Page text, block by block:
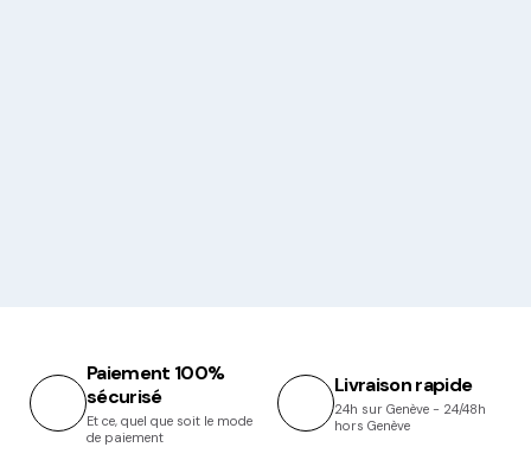
Paiement 100%
sécurisé
Et ce, quel que soit le mode
de paiement
Livraison rapide
24h sur Genève - 24/48h
hors Genève